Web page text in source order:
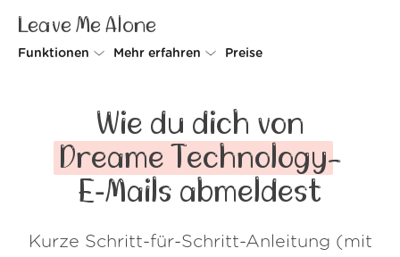
Leave Me Alone
Funktionen
Rollups
Screener
Do-not-disturb
Mehr erfahren
So geht's
Sicherheit
Über uns
Preise
Wie du dich von
Dreame Technology-
E‑Mails abmeldest
Kurze Schritt-für-Schritt-Anleitung (mit